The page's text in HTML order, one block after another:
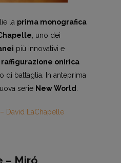
la prima monografica
, uno dei
più innovativi e
raffigurazione onirica
di battaglia. In anteprima
serie New World.
David LaChapelle
– Miró